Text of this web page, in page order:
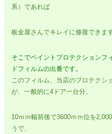
系）であれば
板金屋さんでキレイに修復できま
そこでペイントプロテクションフ
ドフィルムの出番です。
このフィルム、当店のプロテクシ
が、一般的に4ドア一台分、
10ｍｍ幅前後で3600ｍｍ位を
うで、